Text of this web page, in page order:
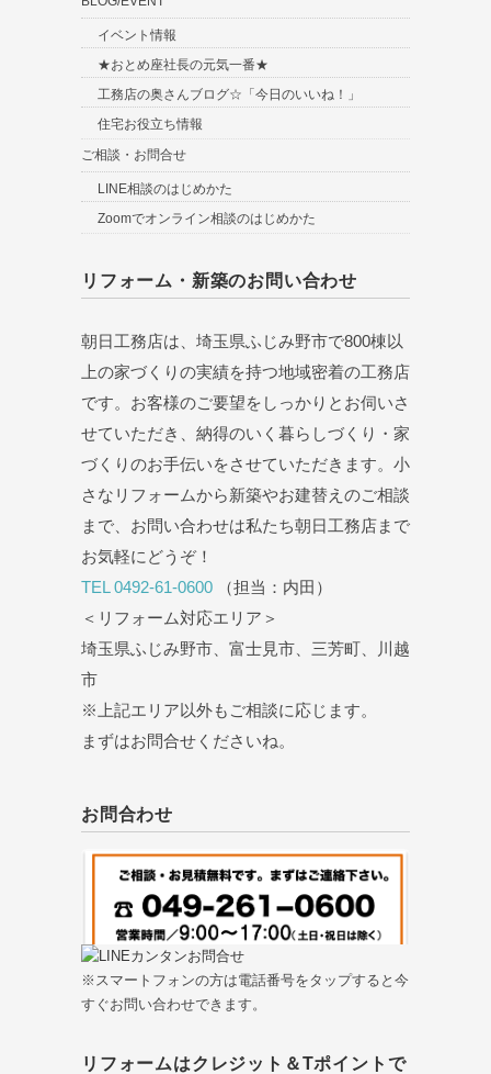
イベント情報
★おとめ座社長の元気一番★
工務店の奥さんブログ☆「今日のいいね！」
住宅お役立ち情報
ご相談・お問合せ
LINE相談のはじめかた
Zoomでオンライン相談のはじめかた
リフォーム・新築のお問い合わせ
朝日工務店は、埼玉県ふじみ野市で800棟以
上の家づくりの実績を持つ地域密着の工務店
です。お客様のご要望をしっかりとお伺いさ
せていただき、納得のいく暮らしづくり・家
づくりのお手伝いをさせていただきます。小
さなリフォームから新築やお建替えのご相談
まで、お問い合わせは私たち朝日工務店まで
お気軽にどうぞ！
TEL 0492-61-0600 （担当：内田）
＜リフォーム対応エリア＞
埼玉県ふじみ野市、富士見市、三芳町、川越
市
※上記エリア以外もご相談に応じます。
まずはお問合せくださいね。
お問合わせ
※スマートフォンの方は電話番号をタップすると今
すぐお問い合わせできます。
リフォームはクレジット＆Tポイントで